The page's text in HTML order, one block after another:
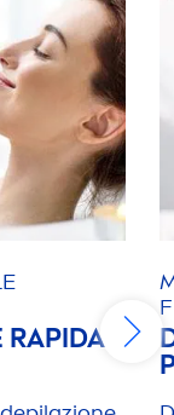
RAPIDA